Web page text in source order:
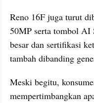
Reno 16F juga turut
50MP serta tombol AI
besar dan sertifikasi
tambah dibanding
Meski begitu,
mempertimbangkan